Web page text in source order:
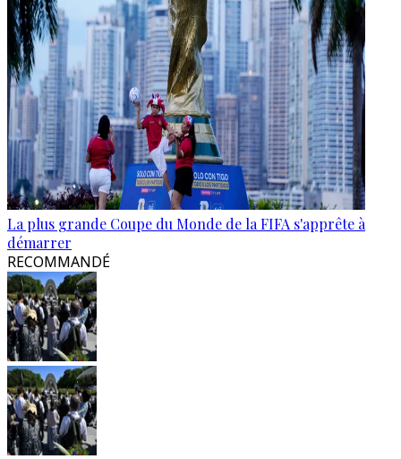
La plus grande Coupe du Monde de la FIFA s'apprête à
démarrer
RECOMMANDÉ